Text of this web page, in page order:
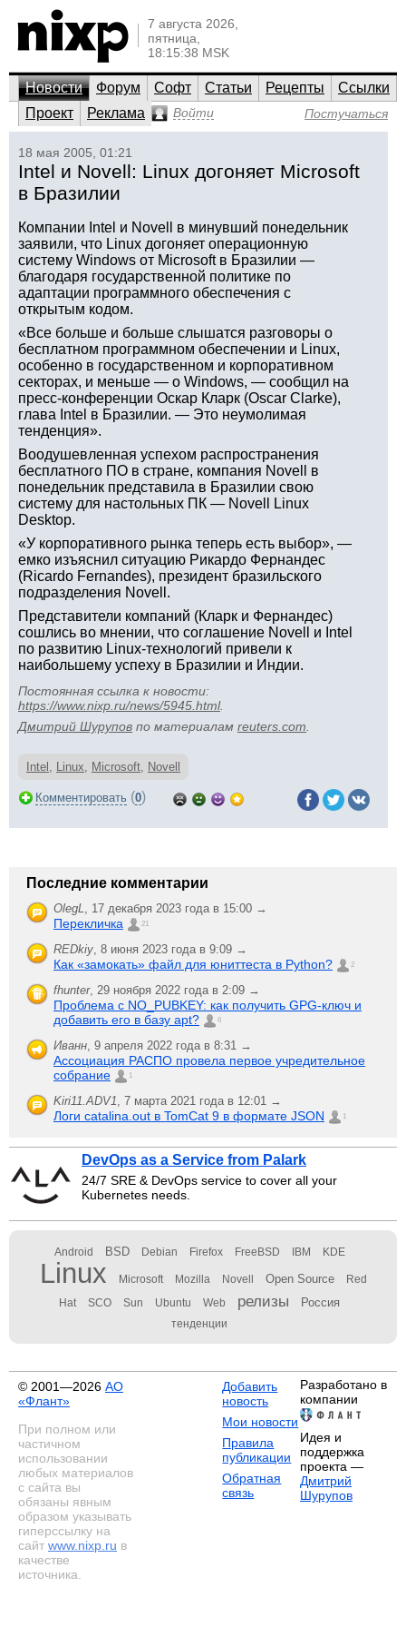
7 августа 2026,
пятница,
18:15:38 MSK
Новости Форум Софт Статьи Рецепты
Ссылки
Проект
Реклама Войти Постучаться
18 мая 2005, 01:21
Intel и Novell: Linux догоняет Microsoft
в Бразилии
Компании Intel и Novell в минувший понедельник
заявили, что Linux догоняет операционную
систему Windows от Microsoft в Бразилии —
благодаря государственной политике по
адаптации программного обеспечения с
открытым кодом.
«Все больше и больше слышатся разговоры о
бесплатном программном обеспечении и Linux,
особенно в государственном и корпоративном
секторах, и меньше — о Windows, — сообщил на
пресс-конференции Оскар Кларк (Oscar Clarke),
глава Intel в Бразилии. — Это неумолимая
тенденция».
Воодушевленная успехом распространения
бесплатного ПО в стране, компания Novell в
понедельник представила в Бразилии свою
систему для настольных ПК — Novell Linux
Desktop.
«У корпоративного рынка теперь есть выбор», —
емко изъяснил ситуацию Рикардо Фернандес
(Ricardo Fernandes), президент бразильского
подразделения Novell.
Представители компаний (Кларк и Фернандес)
сошлись во мнении, что соглашение Novell и Intel
по развитию Linux-технологий привели к
наибольшему успеху в Бразилии и Индии.
Постоянная ссылка к новости:
https://www.nixp.ru/news/5945.html.
Дмитрий Шурупов по материалам reuters.com
Intel , Linux, Microsoft, Novell
Комментировать (0)
Последние комментарии
OlegL, 17 декабря 2023 года в 15:00 →
Перекличка 21
REDkiy, 8 июня 2023 года в 9:09 →
Как «замокать» файл для юниттеста в Python? 2
fhunter, 29 ноября 2022 года в 2:09 →
Проблема с NO_PUBKEY: как получить GPG-ключ и
добавить его в базу apt?
6
Иванн, 9 апреля 2022 года в 8:31 →
Ассоциация РАСПО провела первое учредительное
собрание
1
Kiri11.ADV1, 7 марта 2021 года в 12:01 →
Логи catalina.out в TomCat 9 в формате JSON 1
DevOps as a Service from Palark
24/7 SRE & DevOps service to cover all your
Kubernetes needs.
Android BSD Debian Firefox FreeBSD IBM KDE
Linux Microsoft Mozilla Novell Open Source Red
Hat SCO Sun Ubuntu Web релизы Россия
тенденции
© 2001—2026 АО
«Флант»
При полном или
частичном
использовании
любых материалов
с сайта вы
обязаны явным
образом указывать
гиперссылку на
сайт www.nixp.ru в
качестве
источника.
Добавить
новость
Мои новости
Правила
публикации
Обратная
связь
Разработано в
компании
Идея и
поддержка
проекта —
Дмитрий
Шурупов